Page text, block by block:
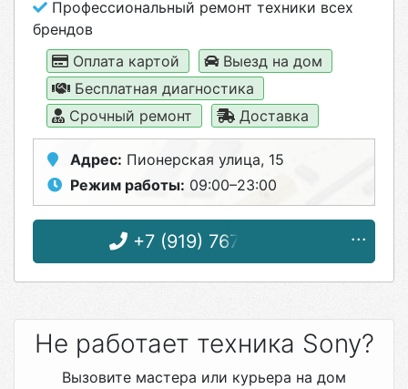
Профессиональный ремонт техники всех
брендов
Оплата картой
Выезд на дом
Бесплатная диагностика
Срочный ремонт
Доставка
Адрес: Пионерская улица, 15
Режим работы: 09:00–23:00
+7 (919) 767-96-56
Не работает техника Sony?
Вызовите мастера или курьера на дом